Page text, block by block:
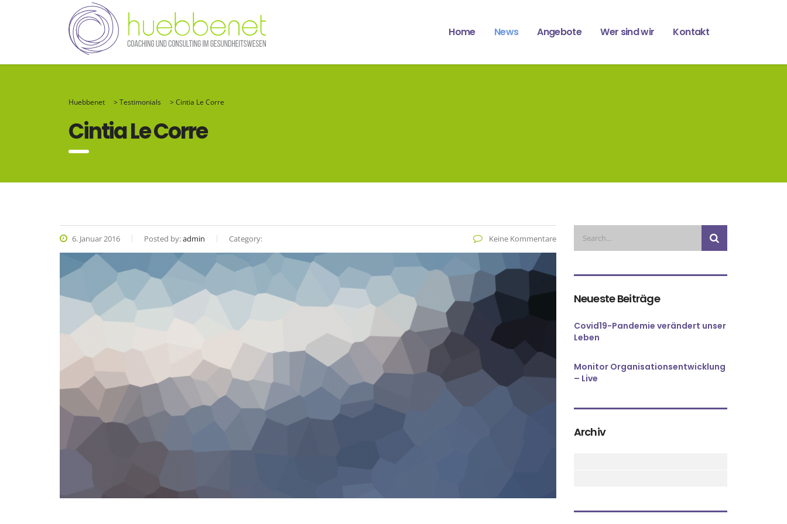
Home News Angebote Wer sind wir Kontakt
Huebbenet > Testimonials > Cintia Le Corre
Cintia Le Corre
6. Januar 2016 Posted by:admin Category: Keine Kommentare
Neueste Beiträge
Covid19-Pandemie verändert unser
Leben
Monitor Organisationsentwicklung
– Live
Archiv